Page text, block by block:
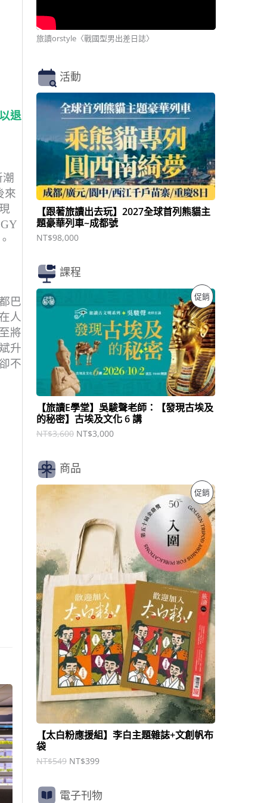
退
來
巴
人
將
升
不
旅讀orstyle〈戰國型男出差日誌〉
活動
【跟著旅讀出去玩】2027全球首列熊貓主
題豪華列車~成都號
NT$98,000
課程
促銷 特
價
商
品
【旅讀E學堂】吳駿聲老師：【發現古埃及
的秘密】古埃及文化 6 講
NT$3,600
價
格
：
N
T
$
3
,
6
0
0
。
NT$3,000
價
格
：
N
T
$
3
0
0
0
。
商品
促銷 特
價
商
品
【太白粉應援組】李白主題雜誌+文創帆布
袋
NT$549
原
$
5
4
。
NT$399
目
格
：
9
9
。
電子刊物